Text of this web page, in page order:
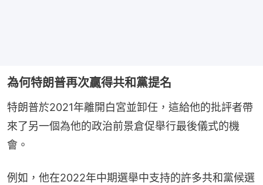
為何特朗普再次贏得共和黨提名
特朗普於2021年離開白宮並卸任，這給他的批評者帶
來了另一個為他的政治前景倉促舉行最後儀式的機
會。
例如，他在2022年中期選舉中支持的許多共和黨候選